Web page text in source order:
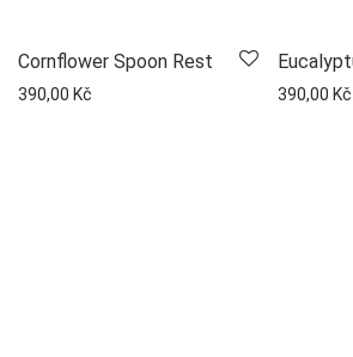
Cornflower Spoon Rest
390,00 Kč 390,00 Kč